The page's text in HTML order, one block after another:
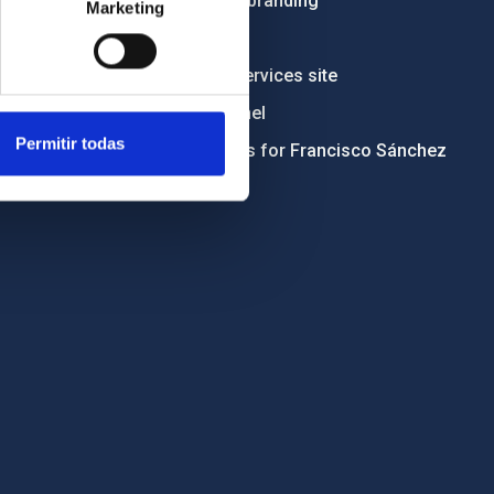
Marketing
Permitir todas
RSS
Electronic services site
Ethics channel
Condolences for Francisco Sánchez